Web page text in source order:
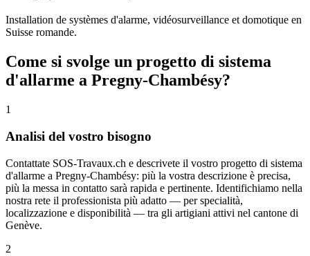
Installation de systèmes d'alarme, vidéosurveillance et domotique en
Suisse romande.
Come si svolge un progetto di sistema
d'allarme a Pregny-Chambésy?
1
Analisi del vostro bisogno
Contattate SOS-Travaux.ch e descrivete il vostro progetto di sistema
d'allarme a Pregny-Chambésy: più la vostra descrizione è precisa,
più la messa in contatto sarà rapida e pertinente. Identifichiamo nella
nostra rete il professionista più adatto — per specialità,
localizzazione e disponibilità — tra gli artigiani attivi nel cantone di
Genève.
2